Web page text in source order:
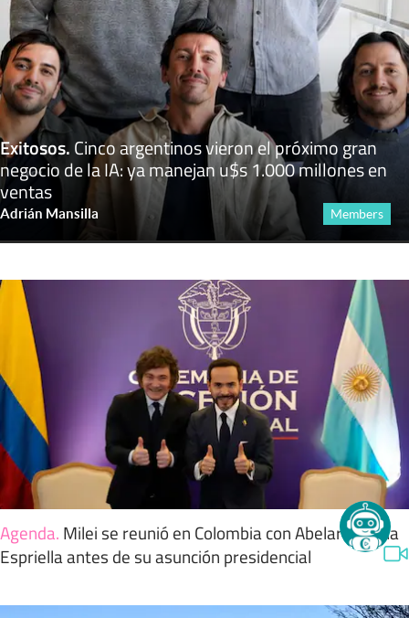
Exitosos.Cinco argentinos vieron el próximo gran
negocio de la IA: ya manejan u$s 1.000 millones en
ventas
Adrián Mansilla Members
Agenda. Milei se reunió en Colombia con Abelardo de la
Espriella antes de su asunción presidencial